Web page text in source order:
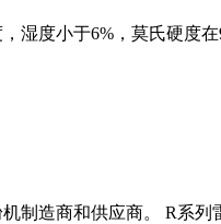
度小于6%，莫氏硬度
制造商和供应商。 R系